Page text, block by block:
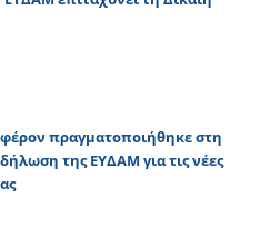
πραγματοποιήθηκε στη
της ΕΥΔΑΜ για τις νέες